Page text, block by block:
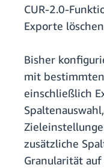
CUR-2.0-
Exporte
Bisher
mit
einschließlich
zusätzliche
Granularität